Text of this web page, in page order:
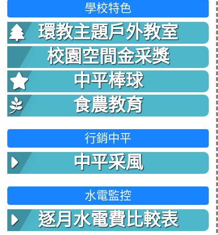
學校特色
環教主題戶外教室
校園空間金采獎
中平棒球
食農教育
行銷中平
中平采風
水電監控
逐月水電費比較表